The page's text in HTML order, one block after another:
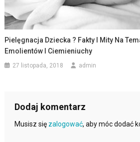
Pielęgnacja Dziecka ? Fakty I Mity Na
Emolientów I Ciemieniuchy
27 listopada, 2018 admin
Dodaj komentarz
Musisz się zalogować, aby móc dodać